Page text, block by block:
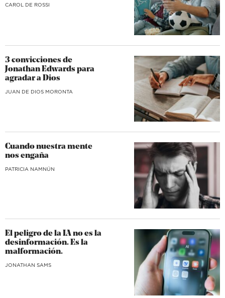
CAROL DE ROSSI
3 convicciones de
Jonathan Edwards para
agradar a Dios
JUAN DE DIOS MORONTA
Cuando nuestra mente
nos engaña
​PATRICIA NAMNÚN
El peligro de la IA no es la
desinformación. Es la
malformación.
JONATHAN SAMS